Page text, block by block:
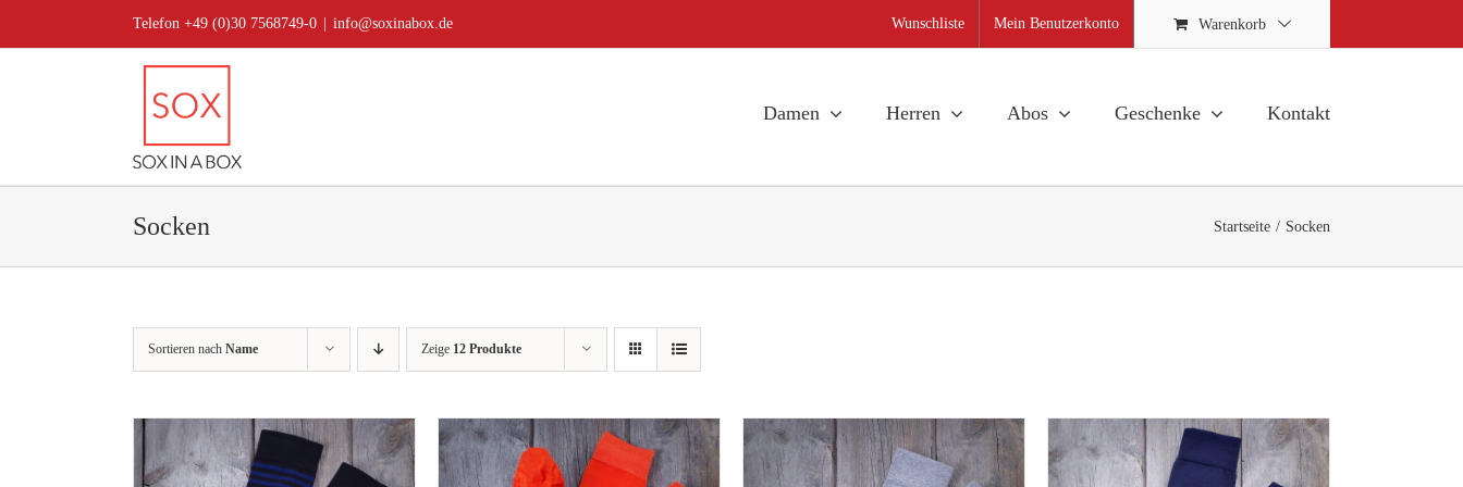
Telefon +49 (0)30 7568749-0 info@soxinabox.de Wunschliste Mein Benutzerkonto Warenkorb
Damen Herren Abos Geschenke Kontakt
Socken Startseite Socken
Sortieren nach Name Zeige 12 Produkte